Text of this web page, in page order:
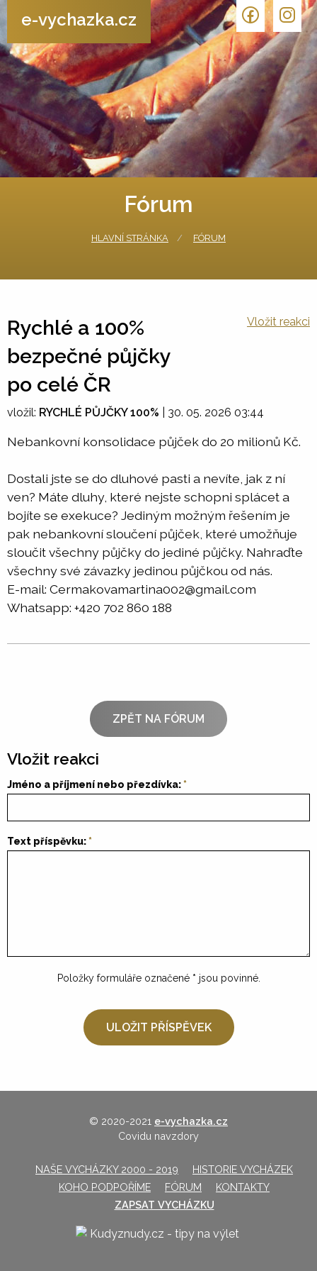
e-vychazka.cz
Fórum
HLAVNÍ STRÁNKA FÓRUM
Rychlé a 100%
bezpečné půjčky
po celé ČR
Vložit reakci
vložil: RYCHLÉ PŮJČKY 100% 30. 05. 2026 03:44
Nebankovní konsolidace půjček do 20 milionů Kč.
Dostali jste se do dluhové pasti a nevíte, jak z ní
ven? Máte dluhy, které nejste schopni splácet a
bojíte se exekuce? Jediným možným řešením je
pak nebankovní sloučení půjček, které umožňuje
sloučit všechny půjčky do jediné půjčky. Nahraďte
všechny své závazky jedinou půjčkou od nás.
E-mail: Cermakovamartina002@gmail.com
Whatsapp: +420 702 860 188
ZPĚT NA FÓRUM
Vložit reakci
Jméno a příjmení nebo přezdívka:
Text příspěvku:
Položky formuláře označené * jsou povinné.
© 2020-2021 e-vychazka.cz
Covidu navzdory
NAŠE VYCHÁZKY 2000 - 2019
HISTORIE VYCHÁZEK
KOHO PODPOŘÍME
FÓRUM
KONTAKTY
ZAPSAT VYCHÁZKU